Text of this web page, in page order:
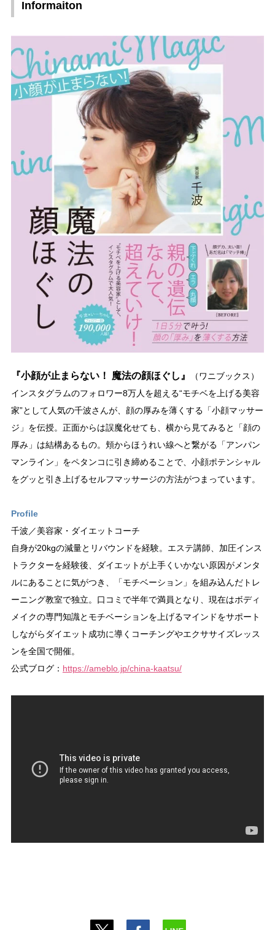
Informaiton
『小顔が止まらない！ 魔法の顔ほぐし』
（ワニブックス）
インスタグラムのフォロワー8万人を超える“モチベを上げる美容
家”として人気の千波さんが、顔の厚みを薄くする「小顔マッサー
ジ」を伝授。正面からは誤魔化せても、横から見てみると「顔の
厚み」は結構あるもの。頬からほうれい線へと繋がる「アンパン
マンライン」をペタンコに引き締めることで、小顔ポテンシャル
をグッと引き上げるセルフマッサージの方法がつまっています。
Profile
千波／美容家・ダイエットコーチ
自身が20kgの減量とリバウンドを経験。エステ講師、加圧インス
トラクターを経験後、ダイエットが上手くいかない原因がメンタ
ルにあることに気がつき、「モチベーション」を組み込んだトレ
ーニング教室で独立。口コミで半年で満員となり、現在はボディ
メイクの専門知識とモチベーションを上げるマインドをサポート
しながらダイエット成功に導くコーチングやエクササイズレッス
ンを全国で開催。
公式ブログ： https://ameblo.jp/china-kaatsu/